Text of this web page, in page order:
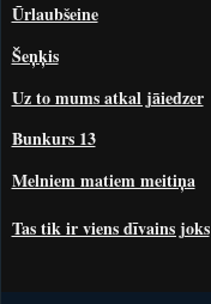
Ūrlaubšeine
Šeņķis
Uz to mums atkal jāiedzer
Bunkurs 13
Melniem matiem meitiņa
Tas tik ir viens dīvains joks